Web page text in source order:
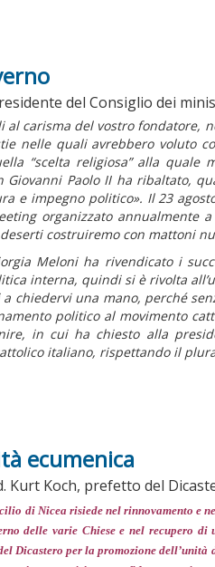
del Consiglio dei
al carisma del vostro fondatore,
nelle quali avrebbero voluto
“scelta religiosa” alla
Giovanni Paolo II ha ribaltato,
e impegno politico». Il 23
organizzato annualmente
costruiremo con mattoni
Meloni ha rivendicato i
interna, quindi si è rivolta
a chiedervi una mano, perché
politico al movimento
in cui ha chiesto alla
italiano, rispettando il
ecumenica
Kurt Koch, prefetto del
di Nicea risiede nel rinnovamento e
delle varie Chiese e nel recupero di
Dicastero per la promozione